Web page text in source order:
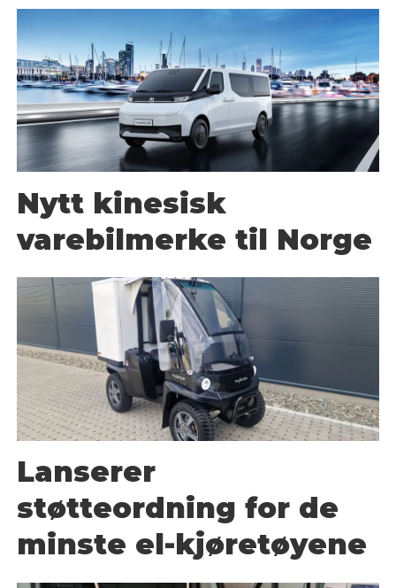
Nytt kinesisk
varebilmerke til Norge
Lanserer
støtteordning for de
minste el-kjøretøyene